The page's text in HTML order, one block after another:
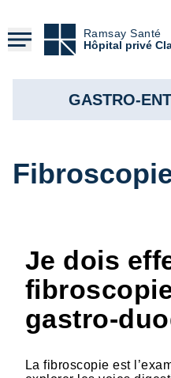
contenu
principal
Ramsay Santé
Hôpital privé
Je dois
gastro-
La fibroscopie est
GASTRO-